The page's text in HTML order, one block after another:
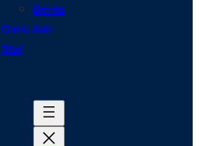
Berita
Guru dan
Staf